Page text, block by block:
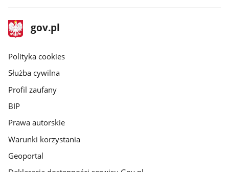
stopka
gov.pl
Strona
gov.pl
gov.pl
Polityka cookies
Służba cywilna
Profil zaufany
BIP
Prawa autorskie
Warunki korzystania
Geoportal